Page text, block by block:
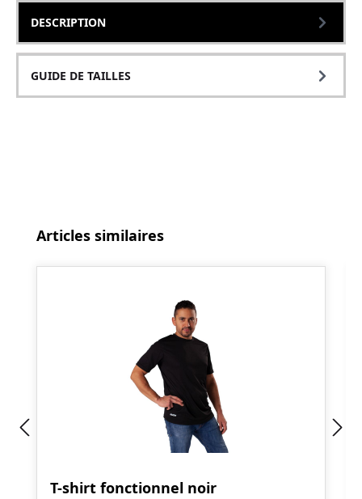
DESCRIPTION
GUIDE DE TAILLES
Ignorer la galerie de produits
Articles similaires
T-shirt fonctionnel noir